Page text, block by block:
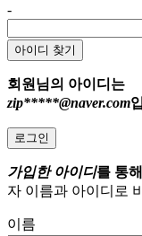
-
아이디 찾기
회원님의 아이디는
zip*****@naver.com
로그인
가입한 아이디를 통
자 이름과 아이디로
이름